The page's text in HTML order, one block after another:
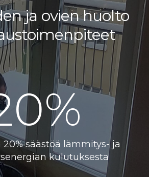
ja ovien huolto
%
säästöä lämmitys- ja
kulutuksesta